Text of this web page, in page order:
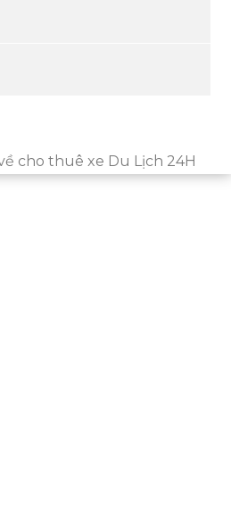
cho thuê xe Du Lịch 24H